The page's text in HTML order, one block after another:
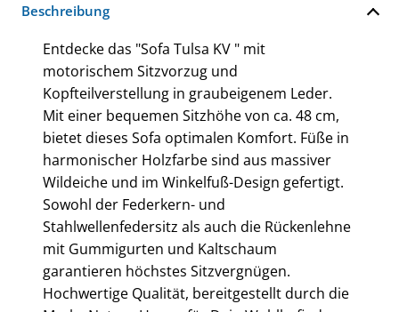
Beschreibung
Entdecke das "Sofa Tulsa KV " mit
motorischem Sitzvorzug und
Kopfteilverstellung in graubeigenem Leder.
Mit einer bequemen Sitzhöhe von ca. 48 cm,
bietet dieses Sofa optimalen Komfort. Füße in
harmonischer Holzfarbe sind aus massiver
Wildeiche und im Winkelfuß-Design gefertigt.
Sowohl der Federkern- und
Stahlwellenfedersitz als auch die Rückenlehne
mit Gummigurten und Kaltschaum
garantieren höchstes Sitzvergnügen.
Hochwertige Qualität, bereitgestellt durch die